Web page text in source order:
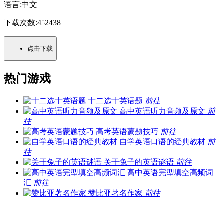
语言:中文
下载次数:452438
点击下载
热门游戏
十二选十英语题 前往
高中英语听力音频及原文 前
往
高考英语蒙题技巧 前往
自学英语口语的经典教材 前
往
关于兔子的英语谜语 前往
高中英语完型填空高频词
汇 前往
赞比亚著名作家 前往